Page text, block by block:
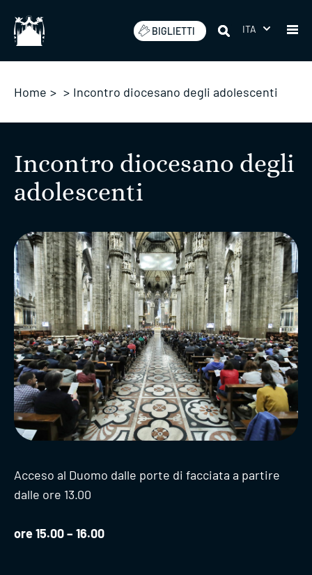
BIGLIETTI ITA
Home > > Incontro diocesano degli adolescenti
Incontro diocesano degli
adolescenti
Acceso al Duomo dalle porte di facciata a partire
dalle ore 13.00
ore 15.00 – 16.00